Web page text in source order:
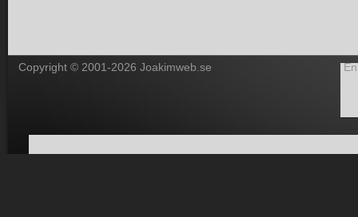
Copyright © 2001-2026 Joakimweb.se